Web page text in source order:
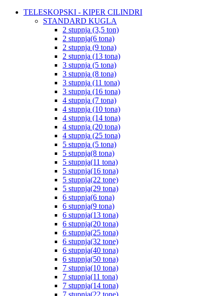
TELESKOPSKI - KIPER CILINDRI
STANDARD KUGLA
2 stupnja (3,5 ton)
2 stupnja(6 tona)
2 stupnja (9 tona)
2 stupnja (13 tona)
3 stupnja (5 tona)
3 stupnja (8 tona)
3 stupnja (11 tona)
3 stupnja (16 tona)
4 stupnja (7 tona)
4 stupnja (10 tona)
4 stupnja (14 tona)
4 stupnja (20 tona)
4 stupnja (25 tona)
5 stupnja (5 tona)
5 stupnja(8 tona)
5 stupnja(11 tona)
5 stupnja(16 tona)
5 stupnja(22 tone)
5 stupnja(29 tona)
6 stupnja(6 tona)
6 stupnja(9 tona)
6 stupnja(13 tona)
6 stupnja(20 tona)
6 stupnja(25 tona)
6 stupnja(32 tone)
6 stupnja(40 tona)
6 stupnja(50 tona)
7 stupnja(10 tona)
7 stupnja(11 tona)
7 stupnja(14 tona)
7 stupnja(22 tone)